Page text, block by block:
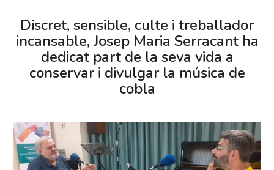
Discret, sensible, culte i treballador
incansable, Josep Maria Serracant ha
dedicat part de la seva vida a
conservar i divulgar la música de
cobla